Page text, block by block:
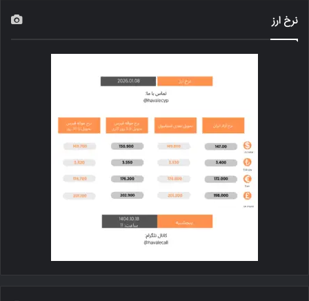
نرخ ارز